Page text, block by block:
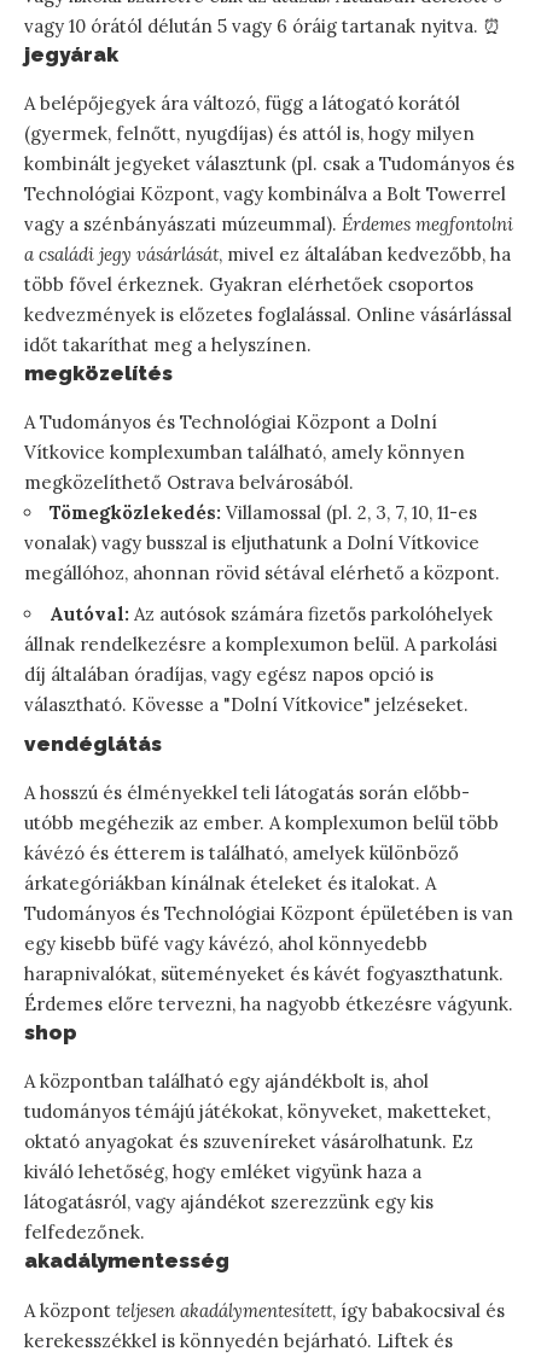
vagy 10 órától délután 5 vagy 6 óráig tartanak nyitva. ⏰
jegyárak
A belépőjegyek ára változó, függ a látogató korától
(gyermek, felnőtt, nyugdíjas) és attól is, hogy milyen
kombinált jegyeket választunk (pl. csak a Tudományos és
Technológiai Központ, vagy kombinálva a Bolt Towerrel
vagy a szénbányászati múzeummal). Érdemes megfontolni
a családi jegy vásárlását, mivel ez általában kedvezőbb, ha
több fővel érkeznek. Gyakran elérhetőek csoportos
kedvezmények is előzetes foglalással. Online vásárlással
időt takaríthat meg a helyszínen.
megközelítés
A Tudományos és Technológiai Központ a Dolní
Vítkovice komplexumban található, amely könnyen
megközelíthető Ostrava belvárosából.
Tömegközlekedés: Villamossal (pl. 2, 3, 7, 10, 11-es
vonalak) vagy busszal is eljuthatunk a Dolní Vítkovice
megállóhoz, ahonnan rövid sétával elérhető a központ.
Autóval: Az autósok számára fizetős parkolóhelyek
állnak rendelkezésre a komplexumon belül. A parkolási
díj általában óradíjas, vagy egész napos opció is
választható. Kövesse a "Dolní Vítkovice" jelzéseket.
vendéglátás
A hosszú és élményekkel teli látogatás során előbb-
utóbb megéhezik az ember. A komplexumon belül több
kávézó és étterem is található, amelyek különböző
árkategóriákban kínálnak ételeket és italokat. A
Tudományos és Technológiai Központ épületében is van
egy kisebb büfé vagy kávézó, ahol könnyedebb
harapnivalókat, süteményeket és kávét fogyaszthatunk.
Érdemes előre tervezni, ha nagyobb étkezésre vágyunk.
shop
A központban található egy ajándékbolt is, ahol
tudományos témájú játékokat, könyveket, maketteket,
oktató anyagokat és szuveníreket vásárolhatunk. Ez
kiváló lehetőség, hogy emléket vigyünk haza a
látogatásról, vagy ajándékot szerezzünk egy kis
felfedezőnek.
akadálymentesség
A központ teljesen akadálymentesített, így babakocsival és
kerekesszékkel is könnyedén bejárható. Liftek és